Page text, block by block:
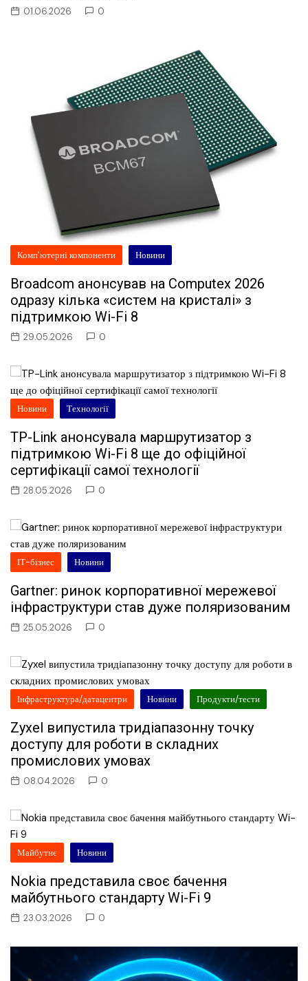
01.06.2026 0
Комп'ютерні компоненти Новини
Broadcom анонсував на Computex 2026
одразу кілька «систем на кристалі» з
підтримкою Wi-Fi 8
29.05.2026 0
Новини Технології
TP-Link анонсувала маршрутизатор з
підтримкою Wi-Fi 8 ще до офіційної
сертифікації самої технології
28.05.2026 0
ІТ-бізнес Новини
Gartner: ринок корпоративної мережевої
інфраструктури став дуже поляризованим
25.05.2026 0
Інфраструктура/датацентри Новини Продукти/тести
Zyxel випустила тридіапазонну точку
доступу для роботи в складних
промислових умовах
08.04.2026 0
Майбутнє Новини
Nokia представила своє бачення
майбутнього стандарту Wi-Fi 9
23.03.2026 0